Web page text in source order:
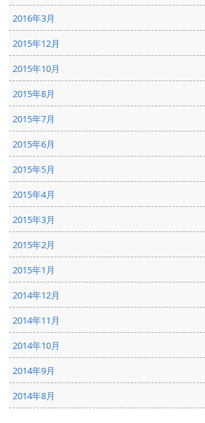
2016年3月
2015年12月
2015年10月
2015年8月
2015年7月
2015年6月
2015年5月
2015年4月
2015年3月
2015年2月
2015年1月
2014年12月
2014年11月
2014年10月
2014年9月
2014年8月